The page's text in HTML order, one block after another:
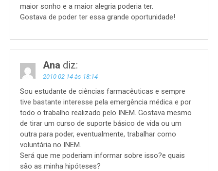
maior sonho e a maior alegria poderia ter.
Gostava de poder ter essa grande oportunidade!
Ana diz:
2010-02-14 às 18:14
Sou estudante de ciências farmacêuticas e sempre
tive bastante interesse pela emergência médica e por
todo o trabalho realizado pelo INEM. Gostava mesmo
de tirar um curso de suporte básico de vida ou um
outra para poder, eventualmente, trabalhar como
voluntária no INEM.
Será que me poderiam informar sobre isso?e quais
são as minha hipóteses?